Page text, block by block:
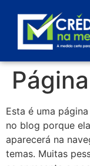
Esta é uma
no blog porque
aparecerá na
temas. Muitas